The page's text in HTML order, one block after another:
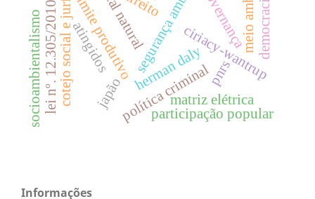
ciriacy-wantrup
herman daly
limite produtivo
política criminal
japão
cotejo social e jurídico
participação popular
atingidos pnrs
lei nº. 12.305/2010 matriz elétrica
governança
socioambientalismo democracia
Informações